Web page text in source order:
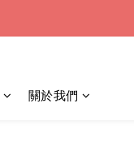
關於我們